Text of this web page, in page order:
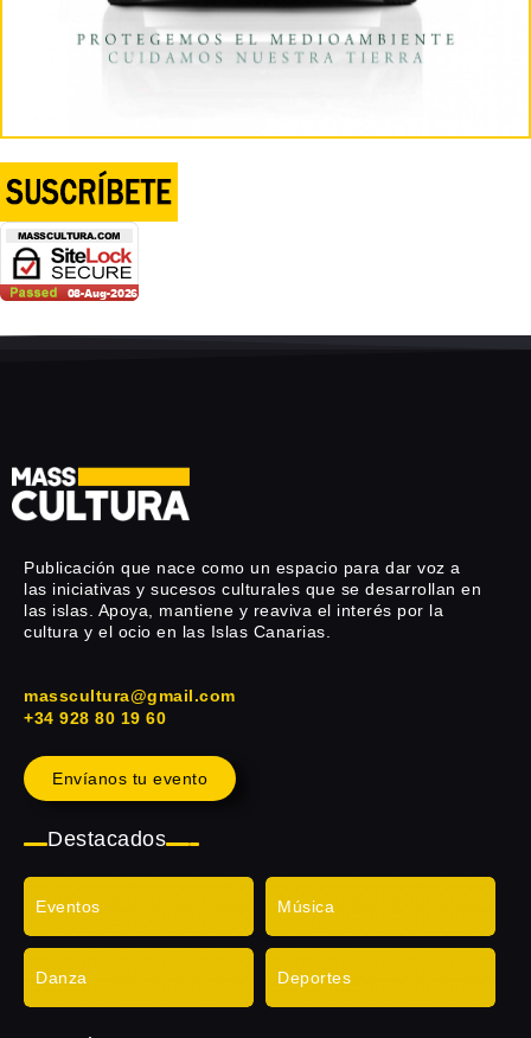
Publicación que nace como un espacio para dar voz a
las iniciativas y sucesos culturales que se desarrollan en
las islas. Apoya, mantiene y reaviva el interés por la
cultura y el ocio en las Islas Canarias.
masscultura@gmail.com
+34 928 80 19 60
Envíanos tu evento
Destacados
Eventos Música
Danza Deportes